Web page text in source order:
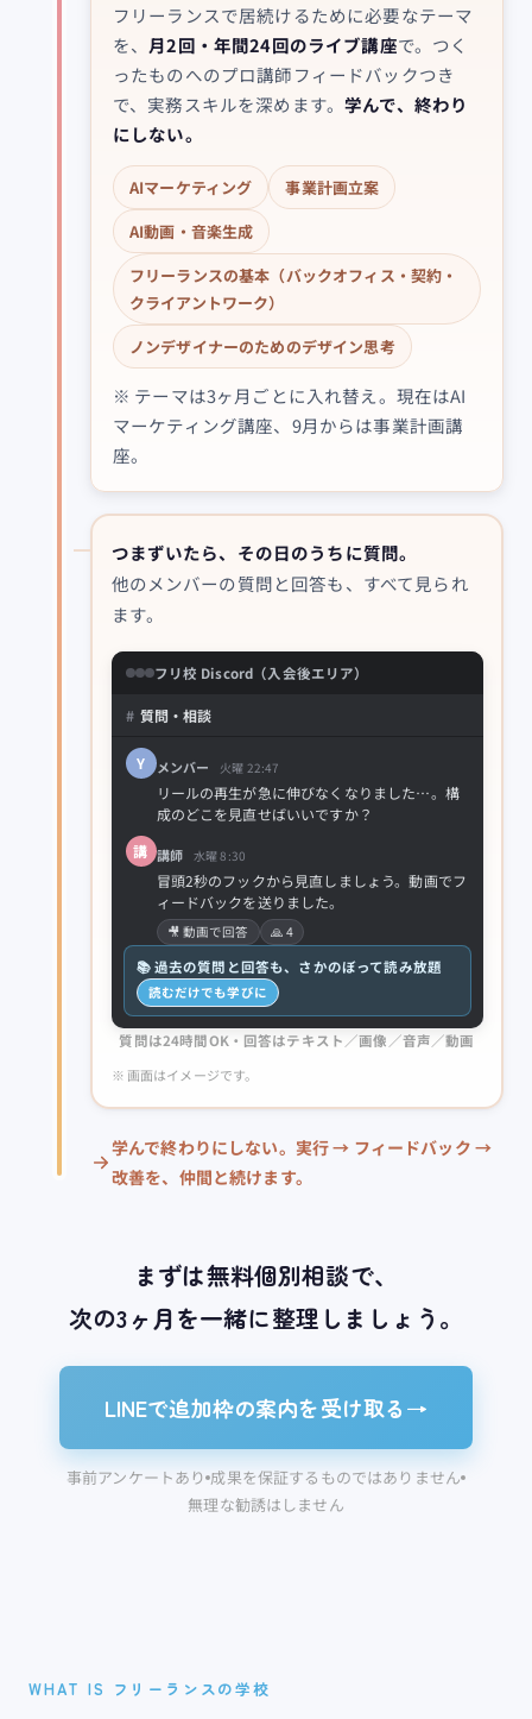
フリーランスで居続けるために必要なテーマ
を、 月2回・年間24回のライブ講座で。つく
ったものへのプロ講師フィードバックつき
で、実務スキルを深めます。学んで、終わり
にしない。
AIマーケティング
事業計画立案
AI動画・音楽生成
フリーランスの基本（バックオフィス・契約・
クライアントワーク）
ノンデザイナーのためのデザイン思考
※ テーマは3ヶ月ごとに入れ替え。現在はAI
マーケティング講座、9月からは事業計画講
座。
つまずいたら、その日のうちに質問。
他のメンバーの質問と回答も、すべて見られ
ます。
フリ校 Discord（入会後エリア）
# 質問・相談
Y メンバー 火曜 22:47
リールの再生が急に伸びなくなりました…。構
成のどこを見直せばいいですか？
講 講師 水曜 8:30
冒頭2秒のフックから見直しましょう。動画でフ
ィードバックを送りました。
🎥 動画で回答 🙏 4
📚 過去の質問と回答も、さかのぼって読み放題
読むだけでも学びに
質問は24時間OK・回答はテキスト／画像／音声／動画
※ 画面はイメージです。
学んで終わりにしない。実行 → フィードバック →
改善を、仲間と続けます。
まずは無料個別相談で、
次の3ヶ月を一緒に整理しましょう。
LINEで追加枠の案内を受け取る→
事前アンケートあり 成果を保証するものではありません
無理な勧誘はしません
WHAT IS フリーランスの学校